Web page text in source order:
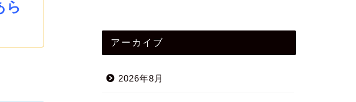
ら
アーカイブ
2026年8月